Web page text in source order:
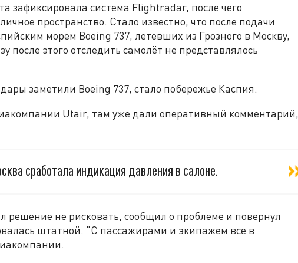
зафиксировала система Flightradar, после чего
пространство. Стало известно, что после подачи
морем Boeing 737, летевших из Грозного в Москву,
после этого отследить самолёт не представлялось
заметили Boeing 737, стало побережье Каспия.
Utair, там уже дали оперативный комментарий,
сработала индикация давления в салоне.
не рисковать, сообщил о проблеме и повернул
штатной. "С пассажирами и экипажем все в